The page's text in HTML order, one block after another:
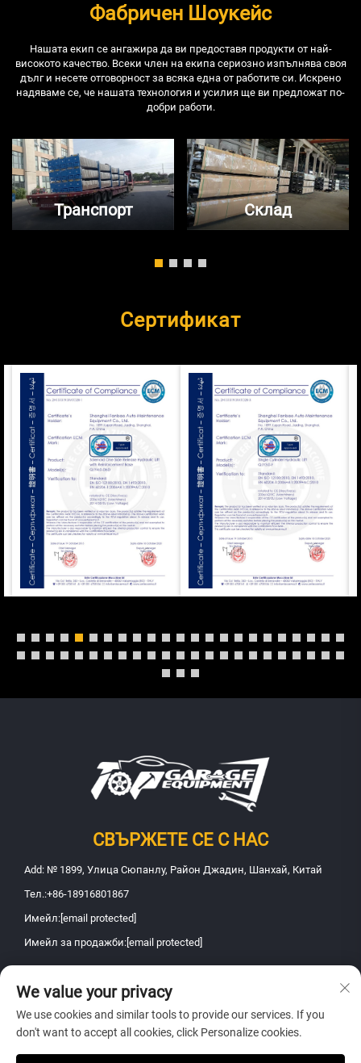
Фабричен Шоукейс
Нашата екип се ангажира да ви предоставя продукти от най-
високото качество. Всеки член на екипа сериозно изпълнява своя
дълг и несете отговорност за всяка една от работите си. Искрено
надяваме се, че нашата технология и усилия ще ви предложат по-
добри работи.
Транспорт Склад
Сертификат
СВЪРЖЕТЕ СЕ С НАС
Add: № 1899, Улица Сюпанлу, Район Джадин, Шанхай, Китай
Тел.:+86-18916801867
Имейл: [email protected]
Имейл за продажби: [email protected]
Всички права запазени © 2026 Шанхай Фанбао ЕООД за поддръжка
на автомобилна техника. Всички права запазени -Политика за
поверителност
We value your privacy
We use cookies and similar tools to provide our services. If you
don't want to accept all cookies, click Personalize cookies.